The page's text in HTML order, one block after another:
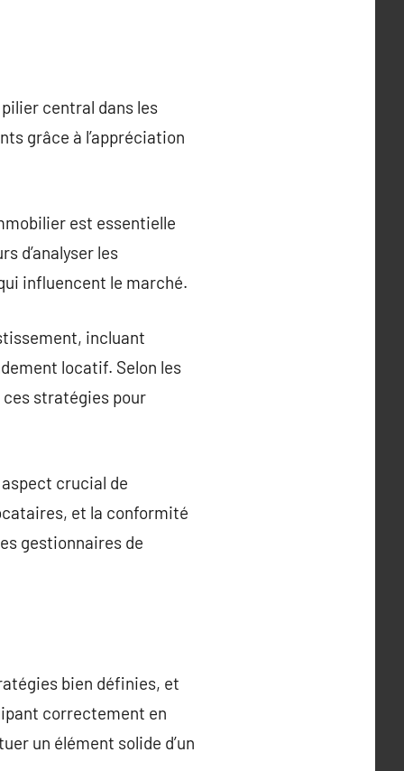
central dans les
grâce à l’appréciation
est essentielle
d’analyser les
influencent le marché.
incluant
locatif. Selon les
stratégies pour
crucial de
et la conformité
gestionnaires de
bien définies, et
correctement en
un élément solide d’un